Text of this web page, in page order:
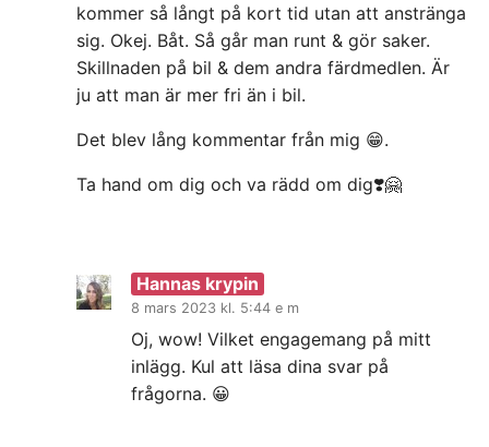
kommer så långt på kort tid utan att anstränga
sig. Okej. Båt. Så går man runt & gör saker.
Skillnaden på bil & dem andra färdmedlen. Är
ju att man är mer fri än i bil.
Det blev lång kommentar från mig 😁.
Ta hand om dig och va rädd om dig❣️🤗
Hannas krypin
8 mars 2023 kl. 5:44 e m
Oj, wow! Vilket engagemang på mitt
inlägg. Kul att läsa dina svar på
frågorna. 😀